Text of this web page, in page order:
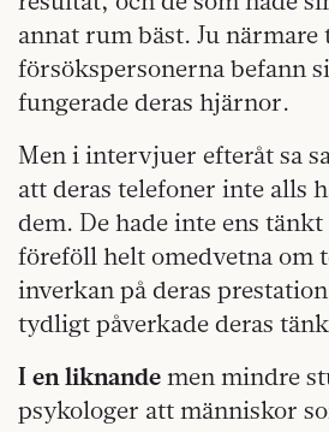
annat rum bäst. Ju närmare
försökspersonerna befann
fungerade deras hjärnor.
Men i intervjuer efteråt sa
att deras telefoner inte alls
dem. De hade inte ens tänkt
föreföll helt omedvetna om
inverkan på deras
tydligt påverkade deras
I en liknande men mindre
psykologer att människor